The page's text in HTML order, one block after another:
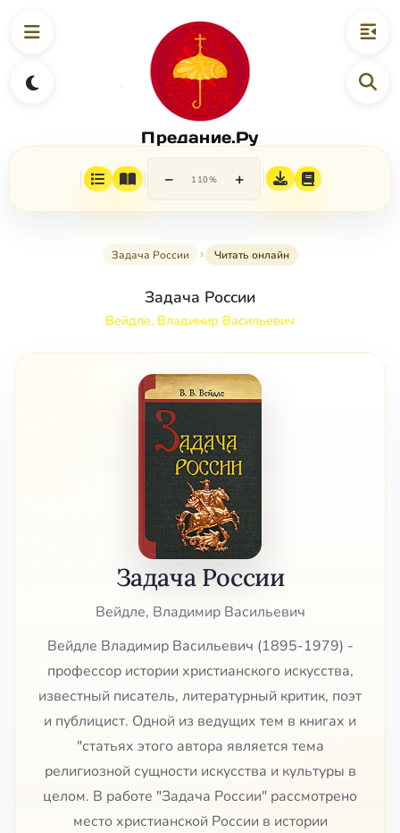
Предание.Ру
− 110% +
Задача России Читать онлайн
Задача России
Вейдле, Владимир Васильевич
Задача России
Вейдле, Владимир Васильевич
Вейдле Владимир Васильевич (1895-1979) -
профессор истории христианского искусства,
известный писатель, литературный критик, поэт
и публицист. Одной из ведущих тем в книгах и
"статьях этого автора является тема
религиозной сущности искусства и культуры в
целом. В работе "Задача России" рассмотрено
место христианской России в истории